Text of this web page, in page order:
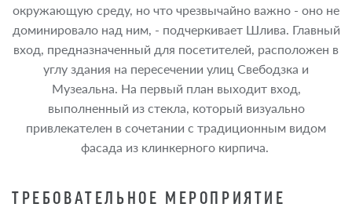
окружающую среду, но что чрезвычайно важно - оно не
доминировало над ним, - подчеркивает Шлива. Главный
вход, предназначенный для посетителей, расположен в
углу здания на пересечении улиц Свебодзка и
Музеальна. На первый план выходит вход,
выполненный из стекла, который визуально
привлекателен в сочетании с традиционным видом
фасада из клинкерного кирпича.
ТРЕБОВАТЕЛЬНОЕ МЕРОПРИЯТИЕ